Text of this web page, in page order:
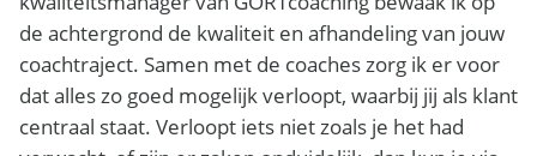
de achtergrond de kwaliteit en afhandeling van jouw
coachtraject. Samen met de coaches zorg ik er voor
dat alles zo goed mogelijk verloopt, waarbij jij als klant
centraal staat. Verloopt iets niet zoals je het had